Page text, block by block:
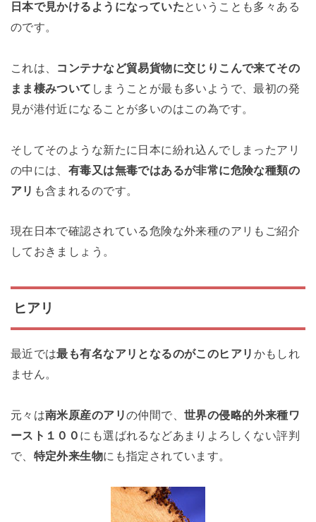
日本で見かけるようになっていたということも多々ある
のです。
これは、 コンテナなど貿易貨物に交じりこんで来てその
まま棲みついて しまうことが最も多いようで、最初の発
見が港付近になることが多いのはこの為です。
そしてそのような新たに日本に紛れ込んでしまったアリ
の中には、 有毒又は無毒ではあるが非常に危険な種類の
アリ も含まれるのです。
現在日本で確認されている危険な外来種のアリもご紹介
しておきましょう。
ヒアリ
最近では最も有名なアリとなるのがこのヒアリ かもしれ
ません。
元々は南米原産のアリの仲間で、世界の侵略的外来種ワ
ースト１００ にも選ばれるなどあまりよろしくない評判
で、 特定外来生物にも指定されています。